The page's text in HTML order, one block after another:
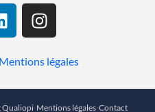
I
n
t
Mentions légales
Qualiopi·Mentions légales·Contact